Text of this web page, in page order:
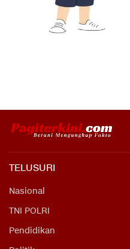
TELUSURI
Nasional
TNI POLRI
Pendidikan